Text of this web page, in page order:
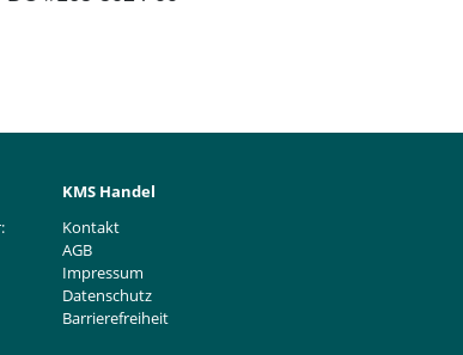
KMS Handel
Kontakt
AGB
Impressum
Datenschutz
Barrierefreiheit